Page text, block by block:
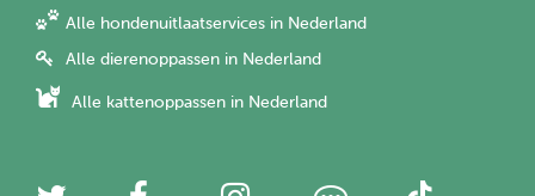
Alle hondenuitlaatservices in Nederland
Alle dierenoppassen in Nederland
Alle kattenoppassen in Nederland